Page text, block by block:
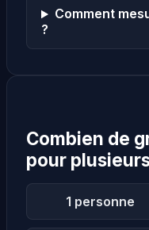
Comment
?
Combien de
pour
1 personne